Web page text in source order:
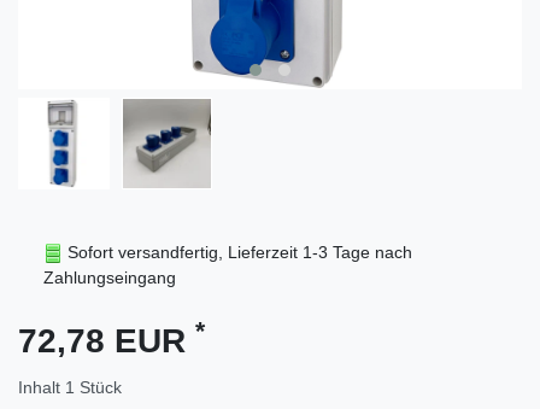
Sofort versandfertig, Lieferzeit 1-3 Tage nach
Zahlungseingang
72,78 EUR *
Inhalt 1 Stück